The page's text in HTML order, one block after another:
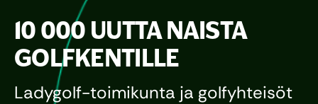
10 000 UUTTA NAISTA
GOLFKENTILLE
Ladygolf-toimikunta ja golfyhteisöt